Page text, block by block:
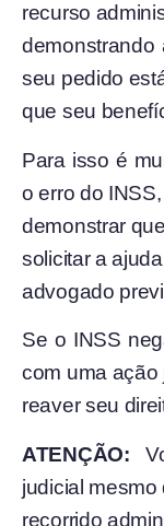
recurso
demonstrando
seu pedido
que seu
Para isso é
o erro do
demonstrar
solicitar a
advogado
Se o INSS
com uma ação
reaver seu
ATENÇÃO:
judicial
recorrido